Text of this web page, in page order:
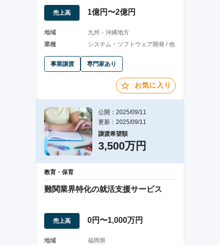
あり
売上高 1億円〜2億円
地域
九州・沖縄地方
業種
システム・ソフトウェア開発 / 他
事業譲渡 専門家あり
お気に入り
公開：2025/09/11
更新：2025/09/11
譲渡希望額
3,500万円
教育・保育
難関業界特化の就活支援サービス
売上高 0円〜1,000万円
地域
福岡県